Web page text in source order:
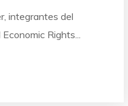
integrantes del
Rights...